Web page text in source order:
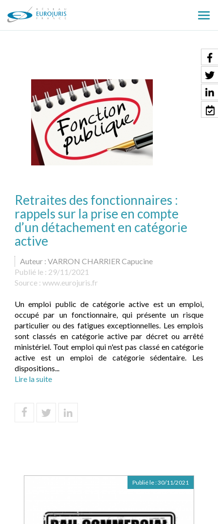
le
Retraites des fonctionnaires :
rappels sur la prise en compte
d’un détachement en catégorie
active
Auteur : VARRON CHARRIER Capucine
Publié le : 29/11/2021
Source : www.eurojuris.fr
Un emploi public de catégorie active est un emploi,
occupé par un fonctionnaire, qui présente un risque
particulier ou des fatigues exceptionnelles. Les emplois
sont classés en catégorie active par décret ou arrêté
ministériel. Tout emploi qui n'est pas classé en catégorie
active est un emploi de catégorie sédentaire. Les
dispositions...
Lire la suite
Publié le :30/11/2021